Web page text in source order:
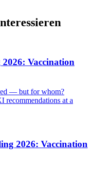
Vaccination
— but for whom?
recommendations at a
2026: Vaccination